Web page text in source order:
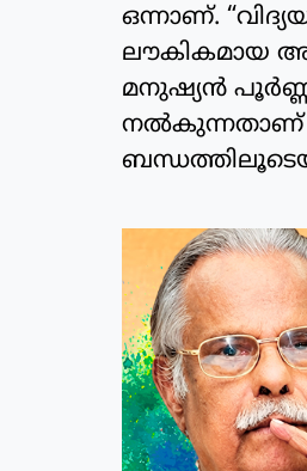
ഒന്നാണ്.
ലൗകികമായ
മനുഷ്യൻ
നൽകുന്നതാണ്